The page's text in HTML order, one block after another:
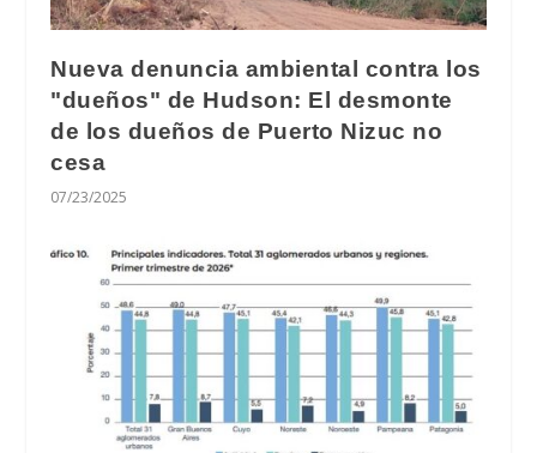
Nueva denuncia ambiental contra los
"dueños" de Hudson: El desmonte
de los dueños de Puerto Nizuc no
cesa
07/23/2025